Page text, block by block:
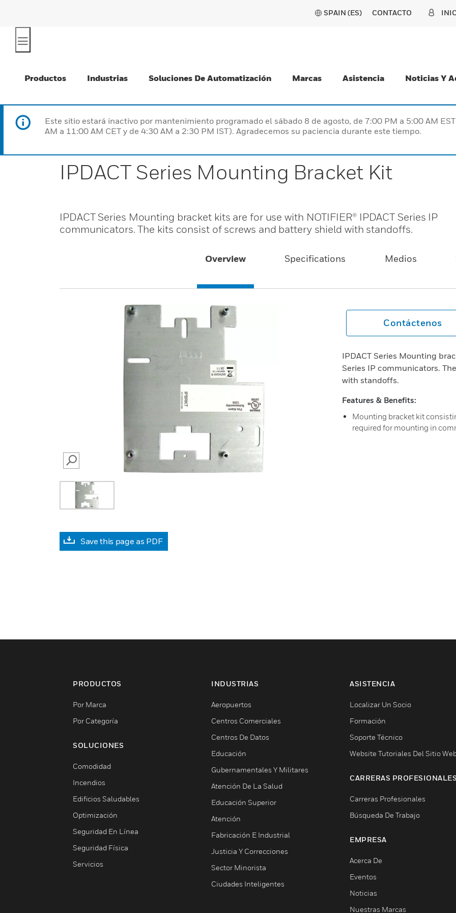
SPAIN (ES) CONTACTO
Productos Industrias Soluciones De Automatización Marcas Asistencia Noticias Y
Este sitio estará inactivo por mantenimiento programado el sábado 8 de agosto, de 7:00 PM a 5:00 AM
AM a 11:00 AM CET y de 4:30 AM a 2:30 PM IST). Agradecemos su paciencia durante este tiempo.
IPDACT Series Mounting Bracket Kit
IPDACT Series Mounting bracket kits are for use with NOTIFIER® IPDACT Series IP
communicators. The kits consist of screws and battery shield with standoffs.
Overview Specifications Medios
SEARCH
Save this page as PDF
Contáctenos
IPDACT Series Mounting
Series IP communicators.
with standoffs.
Features & Benefits:
Mounting bracket kit
required for mounting in
PRODUCTOS
Por Marca
Por Categoría
SOLUCIONES
Comodidad
Incendios
Edificios Saludables
Optimización
Seguridad En Línea
Seguridad Física
Servicios
INDUSTRIAS
Aeropuertos
Centros Comerciales
Centros De Datos
Educación
Gubernamentales Y Militares
Atención De La Salud
Educación Superior
Atención
Fabricación E Industrial
Justicia Y Correcciones
Sector Minorista
Ciudades Inteligentes
ASISTENCIA
Localizar Un Socio
Formación
Soporte Técnico
Website Tutoriales Del Sitio
CARRERAS PROFESIONALES
Carreras Profesionales
Búsqueda De Trabajo
EMPRESA
Acerca De
Eventos
Noticias
Nuestras Marcas